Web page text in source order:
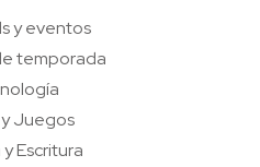
y eventos
temporada
Juegos
Escritura